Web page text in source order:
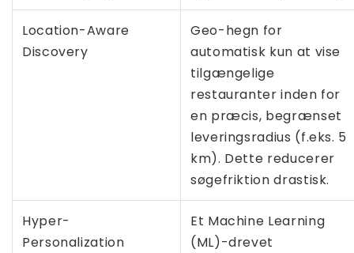
Location-Aware
Discovery
Geo-hegn for
automatisk kun at vise
tilgængelige
restauranter inden for
en præcis, begrænset
leveringsradius (f.eks. 5
km). Dette reducerer
søgefriktion drastisk.
Hyper-
Personalization
Et Machine Learning
(ML)-drevet